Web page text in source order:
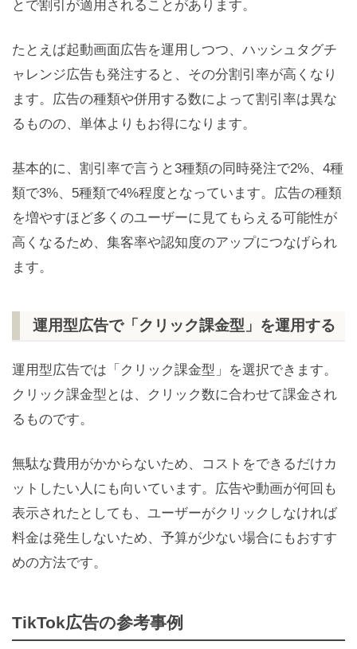
とで割引が適用されることがあります。
たとえば起動画面広告を運用しつつ、ハッシュタグチ
ャレンジ広告も発注すると、その分割引率が高くなり
ます。広告の種類や併用する数によって割引率は異な
るものの、単体よりもお得になります。
基本的に、割引率で言うと3種類の同時発注で2%、4種
類で3%、5種類で4%程度となっています。広告の種類
を増やすほど多くのユーザーに見てもらえる可能性が
高くなるため、集客率や認知度のアップにつなげられ
ます。
運用型広告で「クリック課金型」を運用する
運用型広告では「クリック課金型」を選択できます。
クリック課金型とは、クリック数に合わせて課金され
るものです。
無駄な費用がかからないため、コストをできるだけカ
ットしたい人にも向いています。広告や動画が何回も
表示されたとしても、ユーザーがクリックしなければ
料金は発生しないため、予算が少ない場合にもおすす
めの方法です。
TikTok広告の参考事例